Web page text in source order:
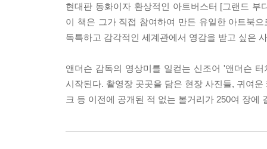
현대판 동화이자 환상적인 아트버스터 [그랜드
이 책은 그가 직접 참여하여 만든 유일한 아트북
독특하고 감각적인 세계관에서 영감을 받고 싶은
앤더슨 감독의 영상미를 일컫는 신조어 '앤더슨
시작된다. 촬영장 곳곳을 담은 현장 사진들, 귀여
크 등 이전에 공개된 적 없는 볼거리가 250여 장